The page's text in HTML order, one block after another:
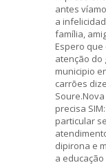
antes
a
família,
Espero
atenção do
municipio
carrões
precisa
particular
dipirona e
a